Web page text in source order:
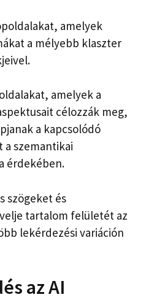
amelyek
a mélyebb klaszter
amelyek a
célozzák meg,
a kapcsolódó
szemantikai
érdekében.
szögeket és
tartalom felületét az
lekérdezési variáción
az AI